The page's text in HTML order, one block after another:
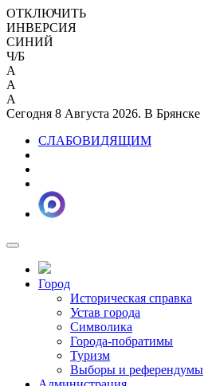
ОТКЛЮЧИТЬ
ИНВЕРСИЯ
СИНИЙ
Ч/Б
A
A
A
Сегодня 8 Августа 2026. В Брянске
СЛАБОВИДЯЩИМ
Город
Историческая справка
Устав города
Символика
Города-побратимы
Туризм
Выборы и референдумы